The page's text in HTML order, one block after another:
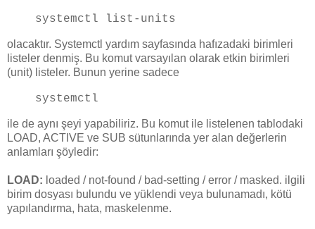
systemctl list-units
olacaktır. Systemctl yardım sayfasında hafızadaki birimleri
listeler denmiş. Bu komut varsayılan olarak etkin birimleri
(unit) listeler. Bunun yerine sadece
systemctl
ile de aynı şeyi yapabiliriz. Bu komut ile listelenen tablodaki
LOAD, ACTIVE ve SUB sütunlarında yer alan değerlerin
anlamları şöyledir:
LOAD: loaded / not-found / bad-setting / error / masked. ilgili
birim dosyası bulundu ve yüklendi veya bulunamadı, kötü
yapılandırma, hata, maskelenme.